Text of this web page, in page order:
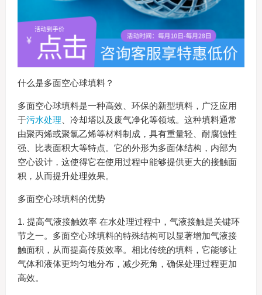
什么是多面空心球填料？
多面空心球填料是一种高效、环保的新型填料，广泛应用
于污水处理 、冷却塔以及废气净化等领域。这种填料通常
由聚丙烯或聚氯乙烯等材料制成，具有重量轻、耐腐蚀性
强、比表面积大等特点。它的外形为多面体结构，内部为
空心设计，这使得它在使用过程中能够提供更大的接触面
积，从而提升处理效果。
多面空心球填料的优势
1. 提高气液接触效率 在水处理过程中，气液接触是关键环
节之一。多面空心球填料的特殊结构可以显著增加气液接
触面积，从而提高传质效率。相比传统的填料，它能够让
气体和液体更均匀地分布，减少死角，确保处理过程更加
高效。